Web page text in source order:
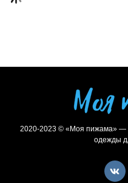
2020-2023 © «Моя пижама» —
одежды